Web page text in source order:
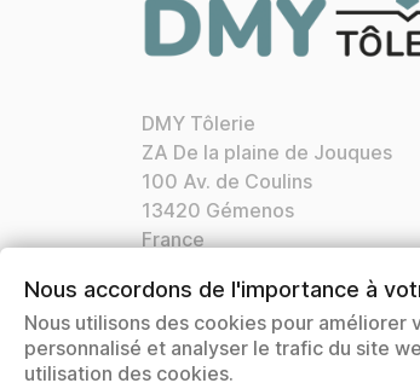
DMY Tôlerie
ZA De la plaine de Jouques
100 Av. de Coulins
13420 Gémenos
France
Nos horaires:Lun. Ven. 8h30
17h00
Courriel:
Nous accordons de l'importance à
Nous utilisons des cookies pour
personnalisé et analyser le trafic du site
utilisation des cookies.